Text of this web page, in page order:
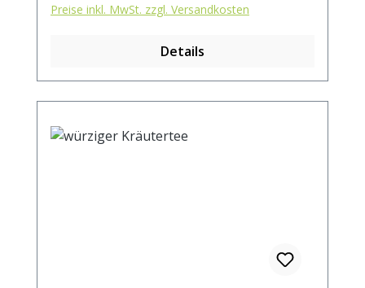
Preise inkl. MwSt. zzgl. Versandkosten
Details